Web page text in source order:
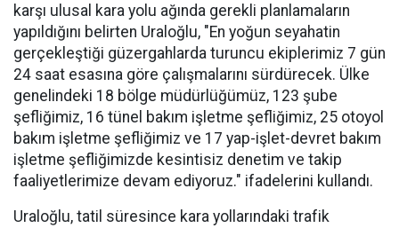
karşı ulusal kara yolu ağında gerekli planlamaların
yapıldığını belirten Uraloğlu, "En yoğun seyahatin
gerçekleştiği güzergahlarda turuncu ekiplerimiz 7 gün
24 saat esasına göre çalışmalarını sürdürecek. Ülke
genelindeki 18 bölge müdürlüğümüz, 123 şube
şefliğimiz, 16 tünel bakım işletme şefliğimiz, 25 otoyol
bakım işletme şefliğimiz ve 17 yap-işlet-devret bakım
işletme şefliğimizde kesintisiz denetim ve takip
faaliyetlerimize devam ediyoruz." ifadelerini kullandı.
Uraloğlu, tatil süresince kara yollarındaki trafik